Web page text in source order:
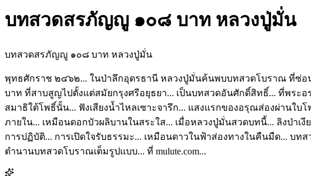
บทสวดสรภัญญู ๑๐๘ บาท หลวงปู่มั่น
บทสวดสรภัญญู ๑๐๘ บาท หลวงปู่มั่น
พุทธศักราช ๒๔๖๒... ในป่าลึกอุดรธานี หลวงปู่มั่นค้นพบบทสวดโบราณ ที่ซ่อ
บาท ที่สาบสูญไปตั้งแต่สมัยกรุงศรีอยุธยา... เป็นบทสวดอันศักดิ์สิทธิ์... ที่พระ
สมาธิใต้โพธิ์นั้น... ฟังเสียงน้ำไหลเซาะจารึก... แสงแรกของอรุณส่องผ่านใ
ภายใน... เหมือนดอกบัวผลิบานในสระใส... เมื่อหลวงปู่มั่นสวดบทนี้... ลิงป่า
การปฏิบัติ... การเปิดใจรับธรรมะ... เหมือนดาวในฟ้าส่องทางในคืนมืด... บ
ตำนานบทสวดโบราณเต็มรูปแบบ... ที่ mulute.com...